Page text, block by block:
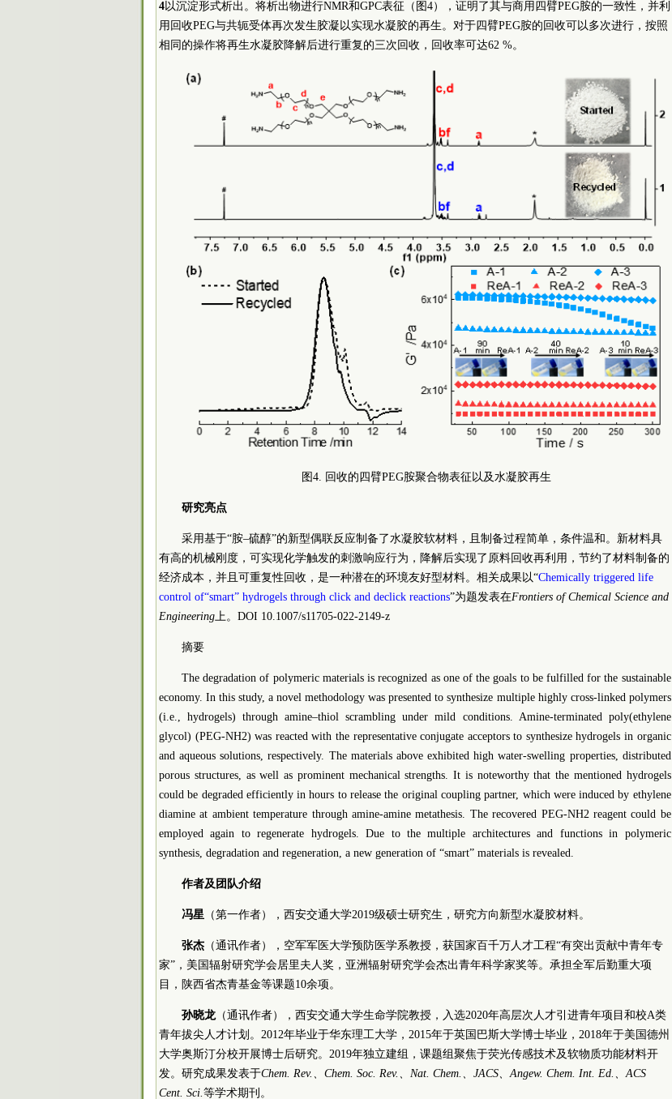
4以沉淀形式析出。将析出物进行NMR和GPC表征（图4），证明了其与商用四臂PEG胺的一致性，并利
用回收PEG与共轭受体再次发生胶凝以实现水凝胶的再生。对于四臂PEG胺的回收可以多次进行，按照
相同的操作将再生水凝胶降解后进行重复的三次回收，回收率可达62 %。
图4. 回收的四臂PEG胺聚合物表征以及水凝胶再生
研究亮点
采用基于“胺–硫醇”的新型偶联反应制备了水凝胶软材料，且制备过程简单，条件温和。新材料具
有高的机械刚度，可实现化学触发的刺激响应行为，降解后实现了原料回收再利用，节约了材料制备的
经济成本，并且可重复性回收，是一种潜在的环境友好型材料。相关成果以“Chemically triggered life
control of“smart” hydrogels through click and declick reactions”为题发表在Frontiers of Chemical Science and
Engineering上。DOI 10.1007/s11705-022-2149-z
摘要
The degradation of polymeric materials is recognized as one of the goals to be fulfilled for the sustainable
economy. In this study, a novel methodology was presented to synthesize multiple highly cross-linked polymers
(i.e., hydrogels) through amine–thiol scrambling under mild conditions. Amine-terminated poly(ethylene
glycol) (PEG-NH2) was reacted with the representative conjugate acceptors to synthesize hydrogels in organic
and aqueous solutions, respectively. The materials above exhibited high water-swelling properties, distributed
porous structures, as well as prominent mechanical strengths. It is noteworthy that the mentioned hydrogels
could be degraded efficiently in hours to release the original coupling partner, which were induced by ethylene
diamine at ambient temperature through amine-amine metathesis. The recovered PEG-NH2 reagent could be
employed again to regenerate hydrogels. Due to the multiple architectures and functions in polymeric
synthesis, degradation and regeneration, a new generation of “smart” materials is revealed.
作者及团队介绍
冯星 （第一作者），西安交通大学2019级硕士研究生，研究方向新型水凝胶材料。
张杰 （通讯作者），空军军医大学预防医学系教授，获国家百千万人才工程“有突出贡献中青年专
家”，美国辐射研究学会居里夫人奖，亚洲辐射研究学会杰出青年科学家奖等。承担全军后勤重大项
目，陕西省杰青基金等课题10余项。
孙晓龙（通讯作者），西安交通大学生命学院教授，入选2020年高层次人才引进青年项目和校A类
青年拔尖人才计划。2012年毕业于华东理工大学，2015年于英国巴斯大学博士毕业，2018年于美国德州
大学奥斯汀分校开展博士后研究。2019年独立建组，课题组聚焦于荧光传感技术及软物质功能材料开
发。研究成果发表于Chem. Rev.、Chem. Soc. Rev.、Nat. Chem.、JACS、Angew. Chem. Int. Ed.、ACS
Cent. Sci.等学术期刊。